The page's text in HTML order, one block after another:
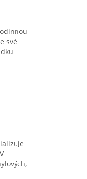
své